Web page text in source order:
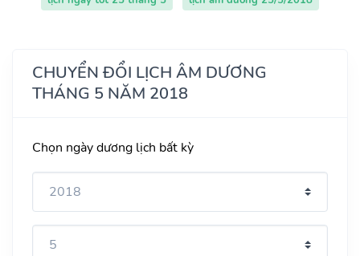
CHUYỂN ĐỔI LỊCH ÂM DƯƠNG
THÁNG 5 NĂM 2018
Chọn ngày dương lịch bất kỳ